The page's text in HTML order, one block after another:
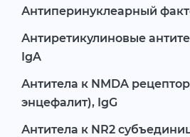
Антиперинуклеарный
Антиретикулиновые
IgA
Антитела к NMDA
энцефалит), IgG
Антитела к NR2